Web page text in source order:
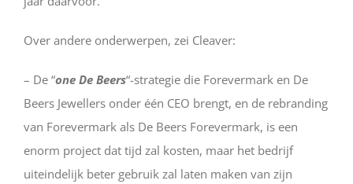
Over andere onderwerpen, zei Cleaver:
– De “one De Beers“-strategie die Forevermark en De
Beers Jewellers onder één CEO brengt, en de rebranding
van Forevermark als De Beers Forevermark, is een
enorm project dat tijd zal kosten, maar het bedrijf
uiteindelijk beter gebruik zal laten maken van zijn